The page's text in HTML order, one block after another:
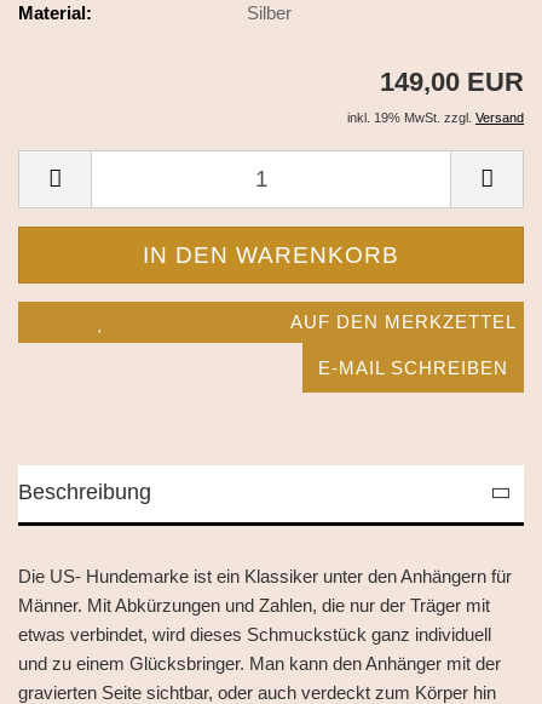
Material: Silber
149,00 EUR
inkl. 19% MwSt. zzgl. Versand
AUF DEN MERKZETTEL
E-MAIL SCHREIBEN
Beschreibung
Die US- Hundemarke ist ein Klassiker unter den Anhängern für
Männer. Mit Abkürzungen und Zahlen, die nur der Träger mit
etwas verbindet, wird dieses Schmuckstück ganz individuell
und zu einem Glücksbringer. Man kann den Anhänger mit der
gravierten Seite sichtbar, oder auch verdeckt zum Körper hin